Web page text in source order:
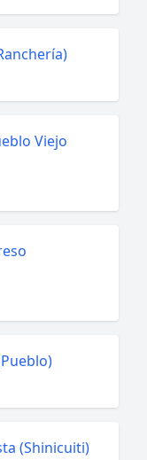
Viejo
(Shinicuiti)